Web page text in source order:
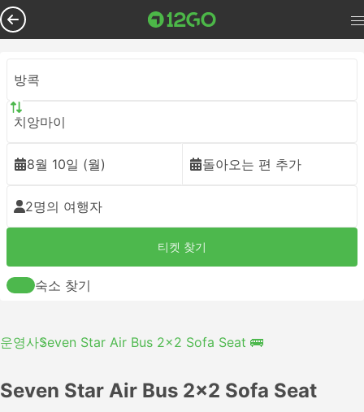
방콕
치앙마이
8월 10일 (월) 돌아오는 편 추가
2명의 여행자
티켓 찾기
숙소 찾기
운영사Seven Star Air Bus 2x2 Sofa Seat 🚌
Seven Star Air Bus 2x2 Sofa Seat